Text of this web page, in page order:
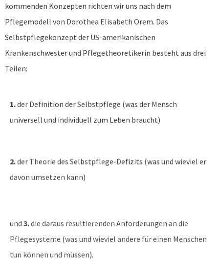
kommenden Konzepten richten wir uns nach dem
Pflegemodell von Dorothea Elisabeth Orem. Das
Selbstpflegekonzept der US-amerikanischen
Krankenschwester und Pflegetheoretikerin besteht aus drei
Teilen:​
1.der Definition der Selbstpflege (was der Mensch
universell und individuell zum Leben braucht)
2.der Theorie des Selbstpflege-Defizits (was und wieviel er
davon umsetzen kann)
und
die daraus resultierenden Anforderungen an die
Pflegesysteme (was und wieviel andere für einen Menschen
tun können und müssen).